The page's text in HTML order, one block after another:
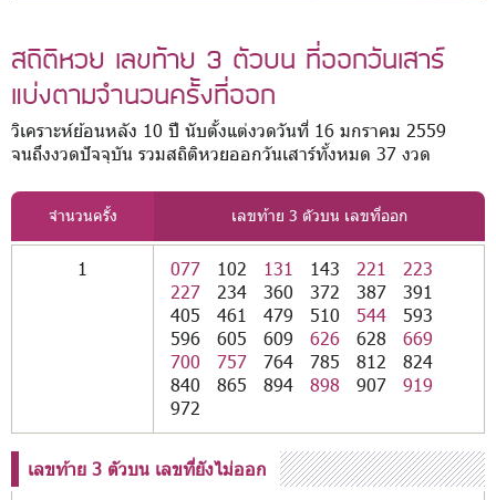
สถิติหวย เลขท้าย 3 ตัวบน ที่ออกวันเสาร์
แบ่งตามจำนวนครั้งที่ออก
วิเคราะห์ย้อนหลัง 10 ปี นับตั้งแต่งวดวันที่ 16 มกราคม 2559
จนถึงงวดปัจจุบัน รวมสถิติหวยออกวันเสาร์ทั้งหมด 37 งวด
จำนวนครั้ง เลขท้าย 3 ตัวบน เลขที่ออก
1 077 102 131 143 221
223
227
234 360 372 387
391
405
461 479 510 544
593
596
605 609 626 628
669
700
757 764 785 812
824
840
865 894 898 907
919
972
เลขท้าย 3 ตัวบน เลขที่ยังไม่ออก